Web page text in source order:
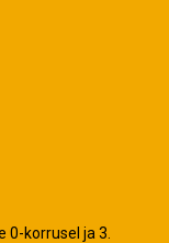
0-korrusel ja 3.